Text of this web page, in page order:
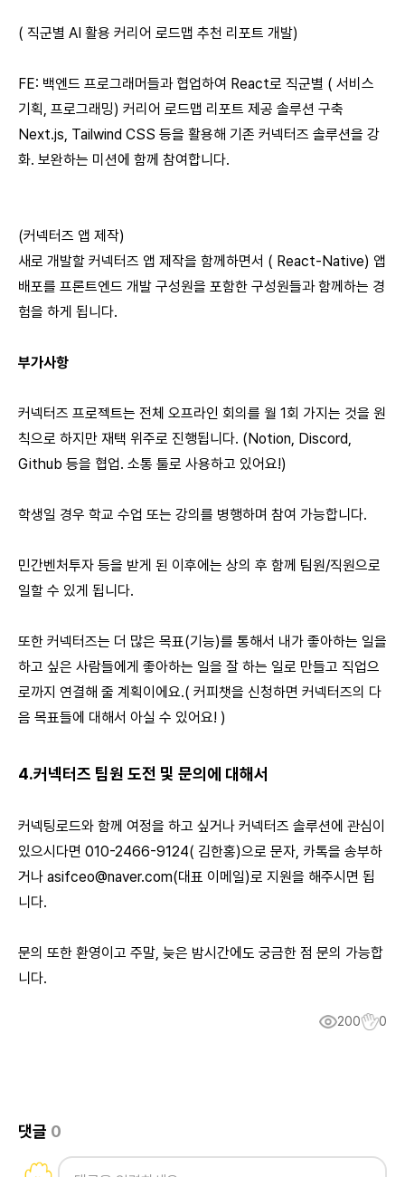
( 직군별 AI 활용 커리어 로드맵 추천 리포트 개발)
FE: 백엔드 프로그래머들과 협업하여 React로 직군별 ( 서비스
기획, 프로그래밍) 커리어 로드맵 리포트 제공 솔루션 구축
Next.js, Tailwind CSS 등을 활용해 기존 커넥터즈 솔루션을 강
화. 보완하는 미션에 함께 참여합니다.
(커넥터즈 앱 제작)
새로 개발할 커넥터즈 앱 제작을 함께하면서 ( React-Native) 앱
배포를 프론트엔드 개발 구성원을 포함한 구성원들과 함께하는 경
험을 하게 됩니다.
부가사항
커넥터즈 프로젝트는 전체 오프라인 회의를 월 1회 가지는 것을 원
칙으로 하지만 재택 위주로 진행됩니다. (Notion, Discord,
Github 등을 협업. 소통 툴로 사용하고 있어요!)
학생일 경우 학교 수업 또는 강의를 병행하며 참여 가능합니다.
민간벤처투자 등을 받게 된 이후에는 상의 후 함께 팀원/직원으로
일할 수 있게 됩니다.
또한 커넥터즈는 더 많은 목표(기능)를 통해서 내가 좋아하는 일을
하고 싶은 사람들에게 좋아하는 일을 잘 하는 일로 만들고 직업으
로까지 연결해 줄 계획이에요.( 커피챗을 신청하면 커넥터즈의 다
음 목표들에 대해서 아실 수 있어요! )
4.커넥터즈 팀원 도전 및 문의에 대해서
커넥팅로드와 함께 여정을 하고 싶거나 커넥터즈 솔루션에 관심이
있으시다면 010-2466-9124( 김한홍)으로 문자, 카톡을 송부하
거나 asifceo@naver.com(대표 이메일)로 지원을 해주시면 됩
니다.
문의 또한 환영이고 주말, 늦은 밤시간에도 궁금한 점 문의 가능합
니다.
200 0
댓글 0